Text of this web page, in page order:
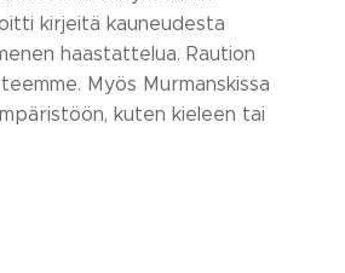
kirjeitä kauneudesta
haastattelua. Raution
Myös Murmanskissa
kuten kieleen tai